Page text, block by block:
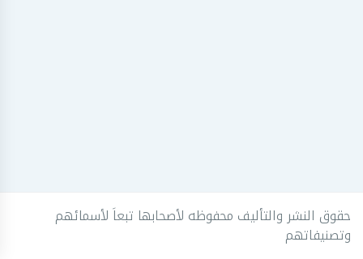
حقوق النشر والتأليف محفوظه لأصحابها تبعاَ لأسمائهم
وتصنيفاتهم